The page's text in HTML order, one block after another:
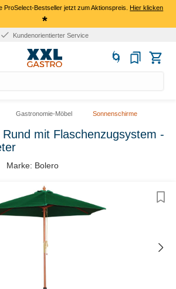
ProSelect-Bestseller jetzt zum Aktionspreis.Hier klicken
*
Kundenorientierter Service
Gastronomie-Möbel Sonnenschirme
mit Flaschenzugsystem -
Marke: Bolero